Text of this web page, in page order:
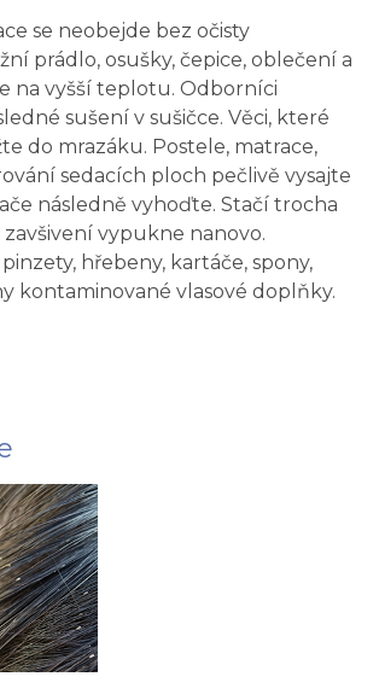
se neobejde bez očisty
prádlo, osušky, čepice, oblečení a
na vyšší teplotu. Odborníci
sušení v sušičce. Věci, které
do mrazáku. Postele, matrace,
sedacích ploch pečlivě vysajte
následně vyhoďte. Stačí trocha
vypukne nanovo.
hřebeny, kartáče, spony,
kontaminované vlasové doplňky.